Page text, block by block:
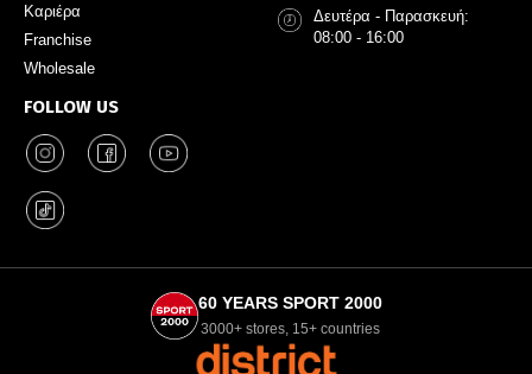
Καριέρα
Franchise
Wholesale
FOLLOW US
Δευτέρα - Παρασκευή:
08:00 - 16:00
60 YEARS SPORT 2000
3000+ stores, 15+ countries